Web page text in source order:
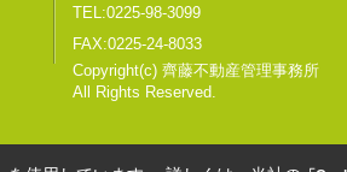
TEL:0225-98-3099
FAX:0225-24-8033
Copyright(c) 齊藤不動産管理事務所
All Rights Reserved.